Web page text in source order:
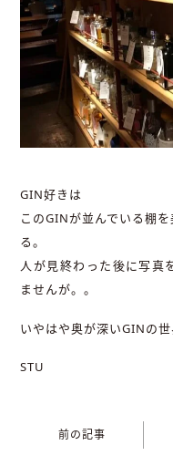
GIN好きは
このGINが並んでいる棚
る。
人が見終わった後に写真
ませんが。。
いやはや奥が深いGINの世
STU
前の記事